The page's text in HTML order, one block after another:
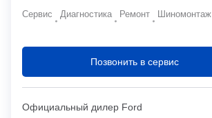
Сервис Диагностика Ремонт Шиномонтаж
Позвонить в сервис
Официальный дилер Ford